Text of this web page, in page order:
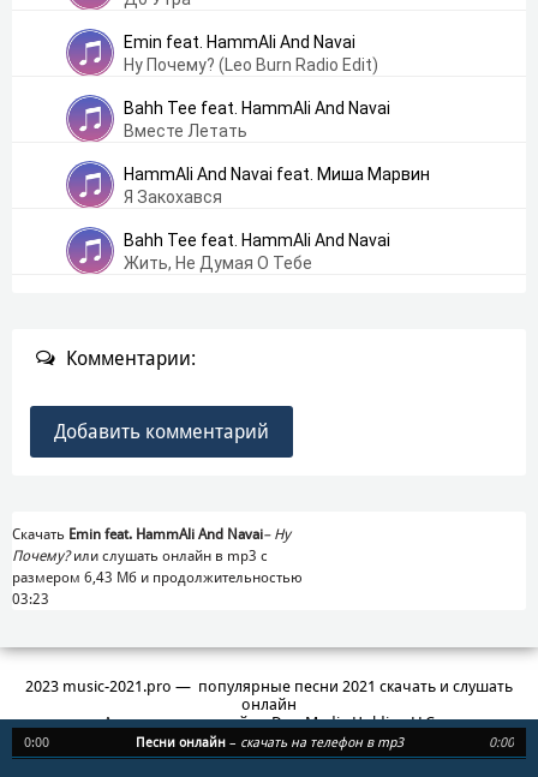
Emin feat. HammAli And Navai
Ну Почему? (Leo Burn Radio Edit)
Bahh Tee feat. HammAli And Navai
Вместе Летать
HammAli And Navai feat. Миша Марвин
Я Закохався
Bahh Tee feat. HammAli And Navai
Жить, Не Думая О Тебе
Комментарии:
Добавить комментарий
Скачать Emin feat. HammAli And Navai– Ну
Почему?или слушать онлайн в mp3 с
размером 6,43 Mб и продолжительностью
03:23
2023 music-2021.pro — популярные песни 2021 скачать и слушать
онлайн
Администратор сайта: Duo Media Holding LLC
3, Central Saint Giles Piazza, St Giles High St, London WC2H 8AG
info@1mp3.site
0:00 0:00
Песни онлайн – скачать на телефон в mp3